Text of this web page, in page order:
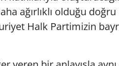
ağırlıklı olduğu
Halk Partimizin